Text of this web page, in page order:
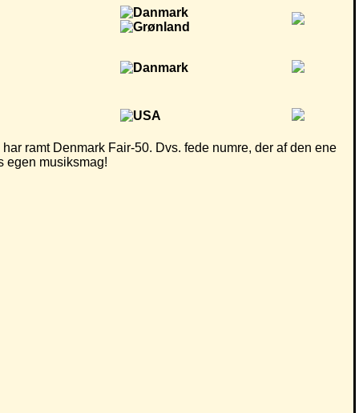
ramt Denmark Fair-50. Dvs. fede numre, der af den ene
egen musiksmag!